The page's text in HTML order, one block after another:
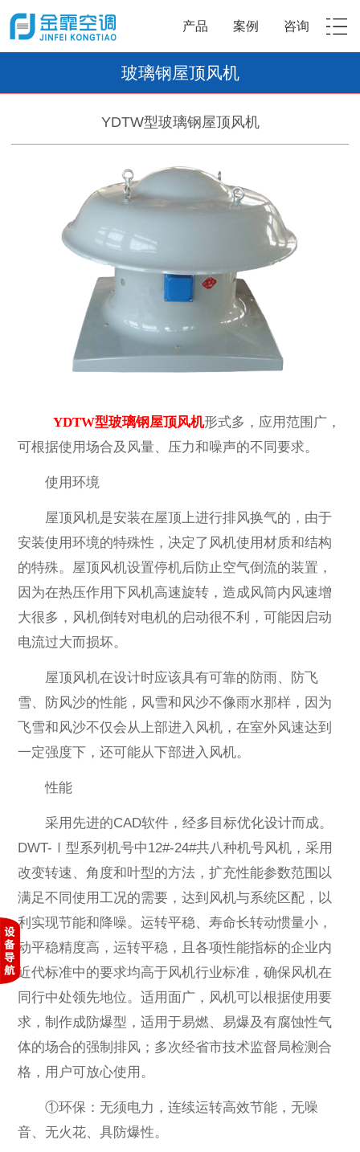
产品 案例 咨询
玻璃钢屋顶风机
YDTW型玻璃钢屋顶风机
YDTW型玻璃钢屋顶风机形式多，应用范围广，
可根据使用场合及风量、压力和噪声的不同要求。
使用环境
屋顶风机是安装在屋顶上进行排风换气的，由于
安装使用环境的特殊性，决定了风机使用材质和结构
的特殊。屋顶风机设置停机后防止空气倒流的装置，
因为在热压作用下风机高速旋转，造成风筒内风速增
大很多，风机倒转对电机的启动很不利，可能因启动
电流过大而损坏。
屋顶风机在设计时应该具有可靠的防雨、防飞
雪、防风沙的性能，风雪和风沙不像雨水那样，因为
飞雪和风沙不仅会从上部进入风机，在室外风速达到
一定强度下，还可能从下部进入风机。
性能
采用先进的CAD软件，经多目标优化设计而成。
DWT-Ⅰ型系列机号中12#-24#共八种机号风机，采用
改变转速、角度和叶型的方法，扩充性能参数范围以
满足不同使用工况的需要，达到风机与系统区配，以
利实现节能和降噪。运转平稳、寿命长转动惯量小，
动平稳精度高，运转平稳，且各项性能指标的企业内
近代标准中的要求均高于风机行业标准，确保风机在
同行中处领先地位。适用面广，风机可以根据使用要
求，制作成防爆型，适用于易燃、易爆及有腐蚀性气
体的场合的强制排风；多次经省市技术监督局检测合
格，用户可放心使用。
①环保：无须电力，连续运转高效节能，无噪
音、无火花、具防爆性。